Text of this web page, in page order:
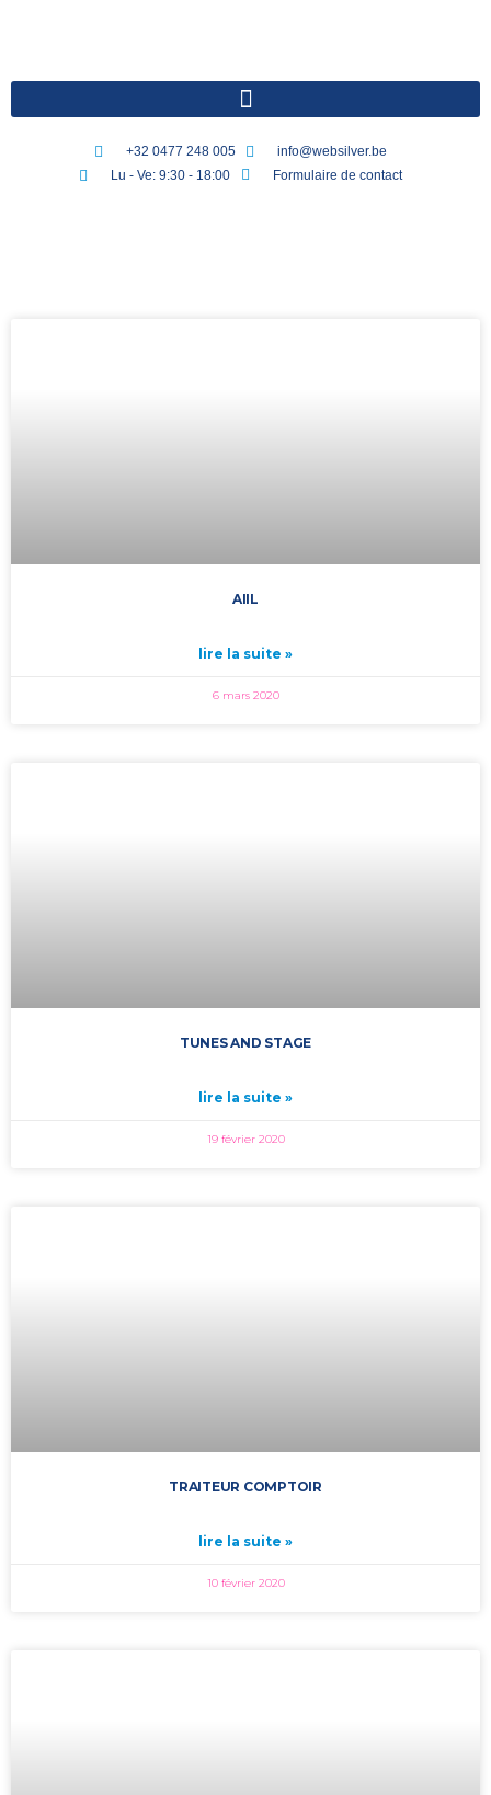
+32 0477 248 005
info@websilver.be
Lu - Ve: 9:30 - 18:00
Formulaire de contact
AIIL
lire la suite »
6 mars 2020
TUNES AND STAGE
lire la suite »
19 février 2020
TRAITEUR COMPTOIR
lire la suite »
10 février 2020